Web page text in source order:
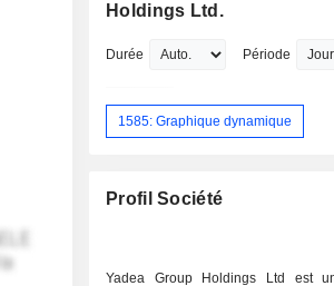
Holdings Ltd.
Durée Période
1585: Graphique dynamique
Profil Société
Yadea Group Holdings Ltd est